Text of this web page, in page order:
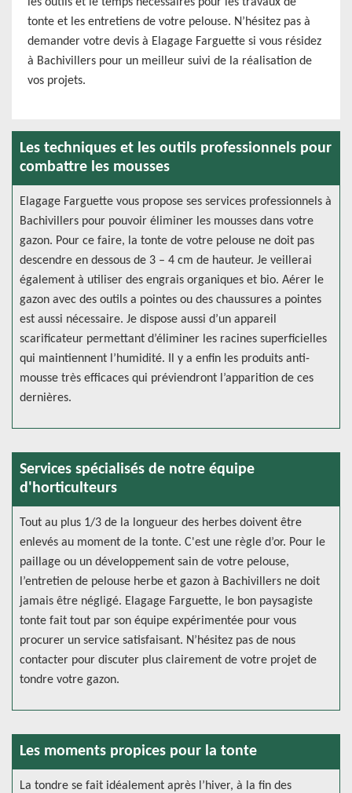
tonte et les entretiens de votre pelouse. N’hésitez pas à
demander votre devis à Elagage Farguette si vous résidez
à Bachivillers pour un meilleur suivi de la réalisation de
vos projets.
Les techniques et les outils professionnels pour
combattre les mousses
Elagage Farguette vous propose ses services professionnels à
Bachivillers pour pouvoir éliminer les mousses dans votre
gazon. Pour ce faire, la tonte de votre pelouse ne doit pas
descendre en dessous de 3 – 4 cm de hauteur. Je veillerai
également à utiliser des engrais organiques et bio. Aérer le
gazon avec des outils a pointes ou des chaussures a pointes
est aussi nécessaire. Je dispose aussi d’un appareil
scarificateur permettant d’éliminer les racines superficielles
qui maintiennent l’humidité. Il y a enfin les produits anti-
mousse très efficaces qui préviendront l’apparition de ces
dernières.
Services spécialisés de notre équipe
d'horticulteurs
Tout au plus 1/3 de la longueur des herbes doivent être
enlevés au moment de la tonte. C'est une règle d’or. Pour le
paillage ou un développement sain de votre pelouse,
l’entretien de pelouse herbe et gazon à Bachivillers ne doit
jamais être négligé. Elagage Farguette, le bon paysagiste
tonte fait tout par son équipe expérimentée pour vous
procurer un service satisfaisant. N’hésitez pas de nous
contacter pour discuter plus clairement de votre projet de
tondre votre gazon.
Les moments propices pour la tonte
La tondre se fait idéalement après l’hiver, à la fin des